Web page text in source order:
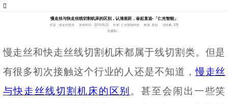
慢走丝与快走丝线切割机床的区别，认清差距，奋起直追-「仁光智能」
栏目：快走丝资讯 发布时间：2019-09-23 作者: 仁光智能科技 来源: 原创
浏览量: 378
分享到：
慢走丝和快走丝线切割机床都属于线切割类。但是
有很多初次接触这个行业的人还是不知道，慢走丝
与快走丝线切割机床的区别 。甚至会闹出一些笑